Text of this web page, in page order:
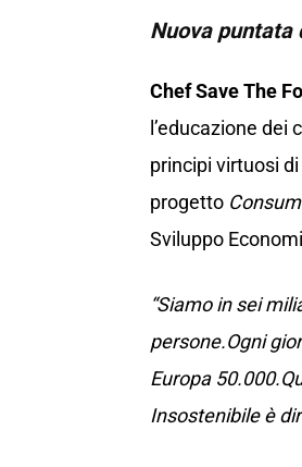
Nuova puntata
Chef Save The
l’educazione
principi virtuosi
progetto
Sviluppo
“Siamo in sei
persone.Ogni
Europa
Insostenibile è